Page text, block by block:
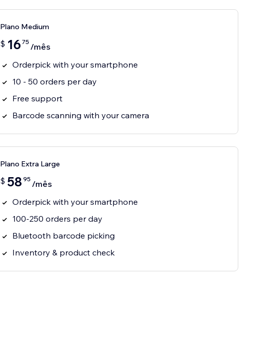
Plano Medium
$ 16 75 /mês
Orderpick with your smartphone
10 - 50 orders per day
Free support
Barcode scanning with your camera
Plano Extra Large
$ 58 95 /mês
Orderpick with your smartphone
100-250 orders per day
Bluetooth barcode picking
Inventory & product check